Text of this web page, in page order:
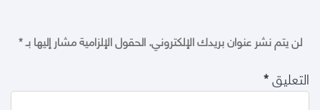
لن يتم نشر عنوان بريدك الإلكتروني.الحقول الإلزامية مشار إليها بـ*
التعليق*